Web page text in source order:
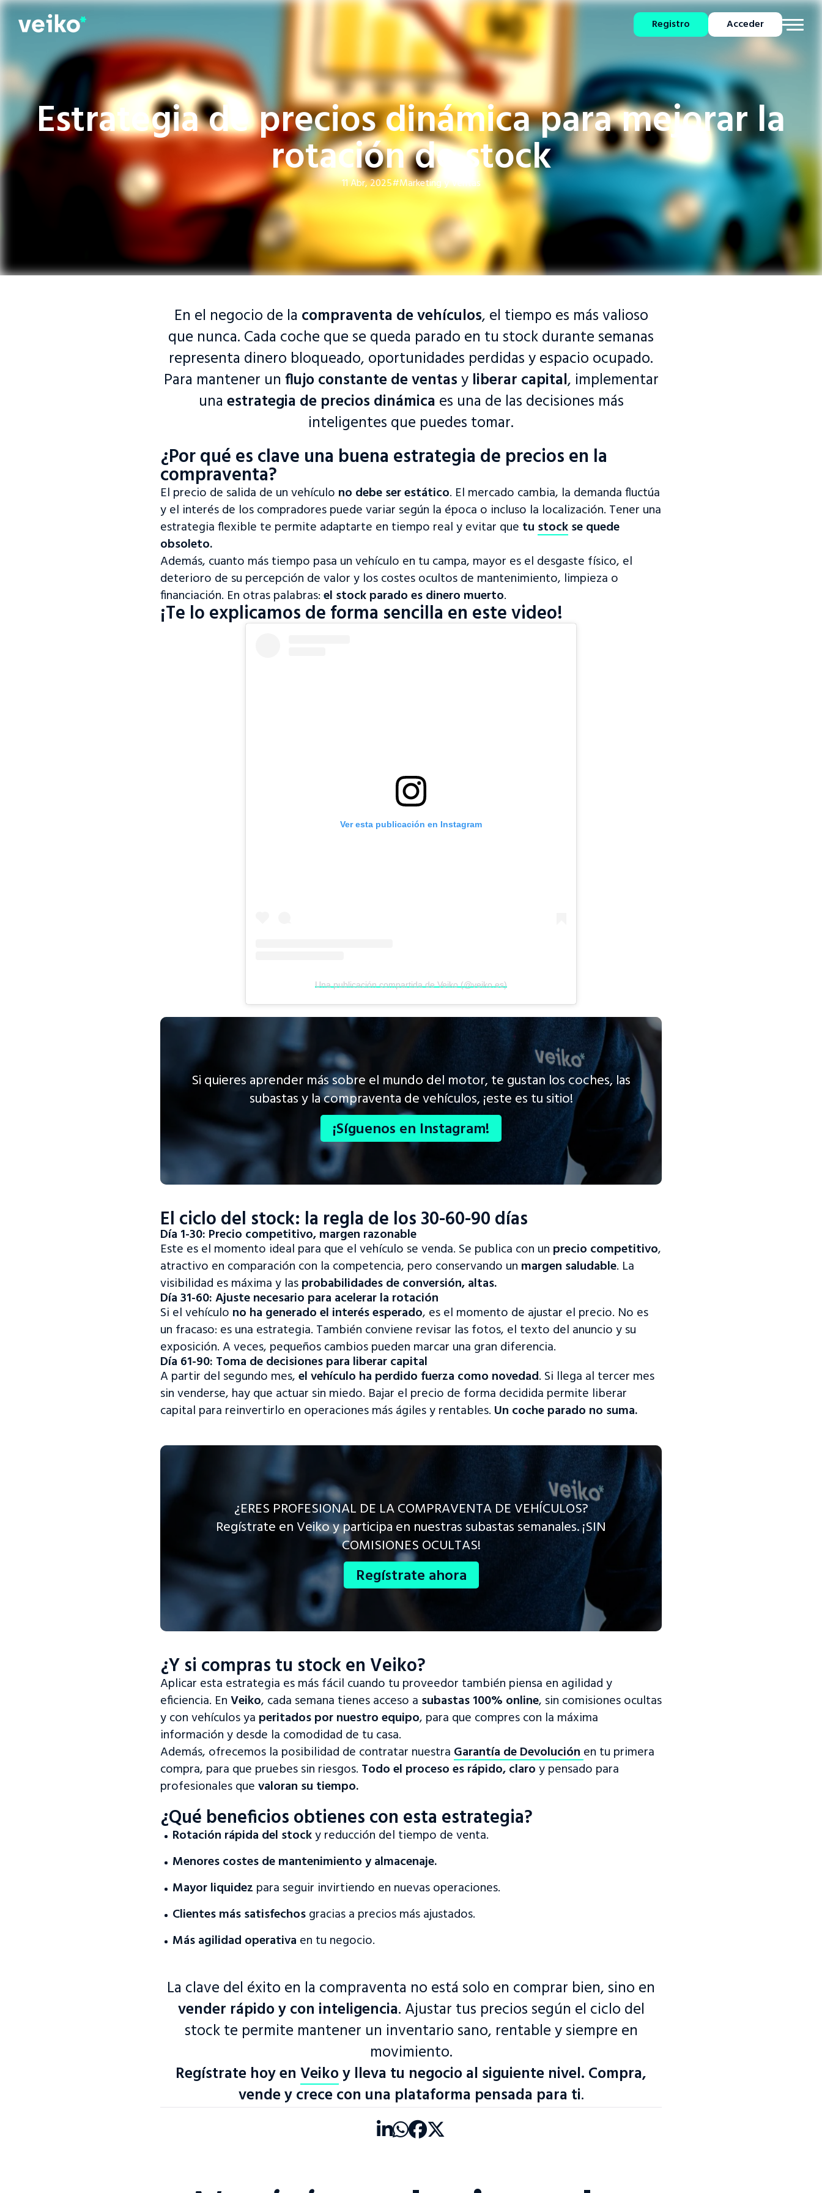
Registro Acceder
Estrategia de precios dinámica para mejorar la
rotación de stock
11 Abr, 2025#Marketing y Ventas
En el negocio de la compraventa de vehículos, el tiempo es más valioso
que nunca. Cada coche que se queda parado en tu stock durante semanas
representa dinero bloqueado, oportunidades perdidas y espacio ocupado.
Para mantener un flujo constante de ventasy liberar capital, implementar
una estrategia de precios dinámica es una de las decisiones más
inteligentes que puedes tomar.
¿Por qué es clave una buena estrategia de precios en la
compraventa?
El precio de salida de un vehículo no debe ser estático. El mercado cambia, la demanda fluctúa
y el interés de los compradores puede variar según la época o incluso la localización. Tener una
estrategia flexible te permite adaptarte en tiempo real y evitar que tu stockse quede
obsoleto.
Además, cuanto más tiempo pasa un vehículo en tu campa, mayor es el desgaste físico, el
deterioro de su percepción de valor y los costes ocultos de mantenimiento, limpieza o
financiación. En otras palabras:el stock parado es dinero muerto.
¡Te lo explicamos de forma sencilla en este video!
Ver esta publicación en Instagram
Una publicación compartida de Veiko (@veiko.es)
Si quieres aprender más sobre el mundo del motor, te gustan los coches, las
subastas y la compraventa de vehículos, ¡este es tu sitio!
¡Síguenos en Instagram!
El ciclo del stock: la regla de los 30-60-90 días
Día 1-30: Precio competitivo, margen razonable
Este es el momento ideal para que el vehículo se venda. Se publica con un precio competitivo,
atractivo en comparación con la competencia, pero conservando un margen saludable. La
visibilidad es máxima y lasprobabilidades de conversión, altas.
Día 31-60: Ajuste necesario para acelerar la rotación
Si el vehículo no ha generado el interés esperado, es el momento de ajustar el precio. No es
un fracaso: es una estrategia. También conviene revisar las fotos, el texto del anuncio y su
exposición. A veces, pequeños cambios pueden marcar una gran diferencia.
Día 61-90: Toma de decisiones para liberar capital
A partir del segundo mes,el vehículo ha perdido fuerza como novedad. Si llega al tercer mes
sin venderse, hay que actuar sin miedo. Bajar el precio de forma decidida permite liberar
capital para reinvertirlo en operaciones más ágiles y rentables. Un coche parado no suma.
¿ERES PROFESIONAL DE LA COMPRAVENTA DE VEHÍCULOS?
Regístrate en Veiko y participa en nuestras subastas semanales. ¡SIN
COMISIONES OCULTAS!
Regístrate ahora
¿Y si compras tu stock en Veiko?
Aplicar esta estrategia es más fácil cuando tu proveedor también piensa en agilidad y
eficiencia. EnVeiko, cada semana tienes acceso a subastas 100% online, sin comisiones ocultas
y con vehículos ya peritados por nuestro equipo, para que compres con la máxima
información y desde la comodidad de tu casa.
Además, ofrecemos la posibilidad de contratar nuestra Garantía de Devolución en tu primera
compra, para que pruebes sin riesgos. Todo el proceso es rápido, claroy pensado para
profesionales quevaloran su tiempo.
¿Qué beneficios obtienes con esta estrategia?
Rotación rápida del stocky reducción del tiempo de venta.
Menores costes de mantenimiento y almacenaje.
Mayor liquidez para seguir invirtiendo en nuevas operaciones.
Clientes más satisfechosgracias a precios más ajustados.
Más agilidad operativa en tu negocio.
La clave del éxito en la compraventa no está solo en comprar bien, sino en
vender rápido y con inteligencia. Ajustar tus precios según el ciclo del
stock te permite mantener un inventario sano, rentable y siempre en
movimiento.
Regístrate hoy en Veikoy lleva tu negocio al siguiente nivel. Compra,
vende y crece con una plataforma pensada para ti.
¡Bienvenido a nuestro sitio web!
Accede a la plataforma de tasación y subasta o visita nuestro
sitio web para más información.
Acceder a la plataforma
Visitar sitio web